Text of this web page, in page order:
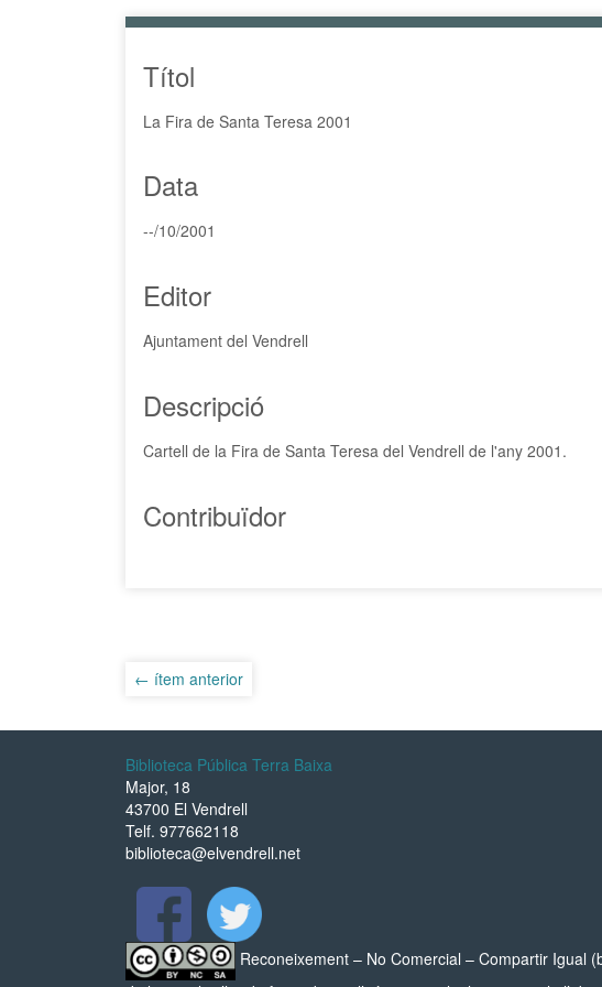
Títol
La Fira de Santa Teresa 2001
Data
--/10/2001
Editor
Ajuntament del Vendrell
Descripció
Cartell de la Fira de Santa Teresa del Vendrell de l'any 2001.
Contribuïdor
← ítem anterior
Biblioteca Pública Terra Baixa
Major, 18
43700 El Vendrell
Telf. 977662118
biblioteca@elvendrell.net
Reconeixement – No Comercial – Compartir Igual